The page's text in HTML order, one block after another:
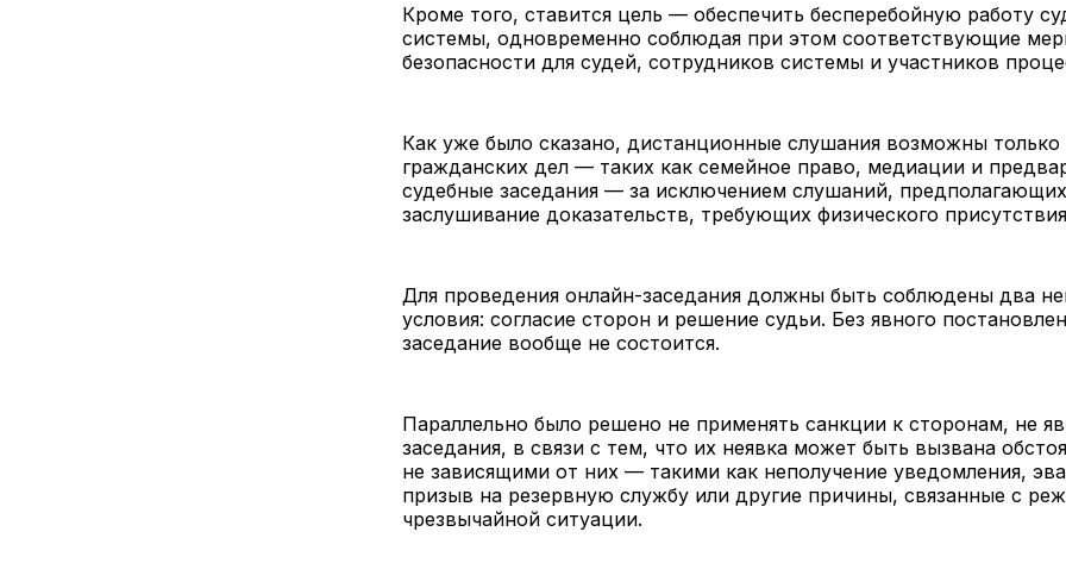
Кроме того, ставится цель — обеспечить бесперебойную работу
системы, одновременно соблюдая при этом соответствующие
безопасности для судей, сотрудников системы и участников
Как уже было сказано, дистанционные слушания возможны только
гражданских дел — таких как семейное право, медиации и
судебные заседания — за исключением слушаний, предполагающих
заслушивание доказательств, требующих физического
Для проведения онлайн-заседания должны быть соблюдены два
условия: согласие сторон и решение судьи. Без явного
заседание вообще не состоится.
Параллельно было решено не применять санкции к сторонам, не
заседания, в связи с тем, что их неявка может быть вызвана
не зависящими от них — такими как неполучение уведомления,
призыв на резервную службу или другие причины, связанные с
чрезвычайной ситуации.